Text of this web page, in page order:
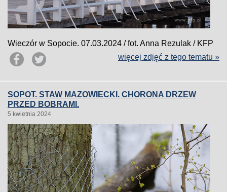
Wieczór w Sopocie. 07.03.2024 / fot. Anna Rezulak / KFP
więcej zdjęć z tego tematu »
SOPOT. STAW MAZOWIECKI. CHORONA DRZEW
PRZED BOBRAMI.
5 kwietnia 2024